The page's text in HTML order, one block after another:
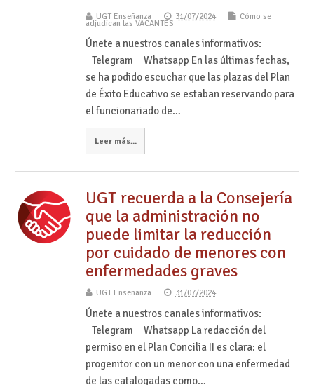
UGT Enseñanza 31/07/2024 Cómo se
adjudican las VACANTES
Únete a nuestros canales informativos:
Telegram Whatsapp En las últimas fechas,
se ha podido escuchar que las plazas del Plan
de Éxito Educativo se estaban reservando para
el funcionariado de…
Leer más...
UGT recuerda a la Consejería
que la administración no
puede limitar la reducción
por cuidado de menores con
enfermedades graves
UGT Enseñanza 31/07/2024
Únete a nuestros canales informativos:
Telegram Whatsapp La redacción del
permiso en el Plan Concilia II es clara: el
progenitor con un menor con una enfermedad
de las catalogadas como…